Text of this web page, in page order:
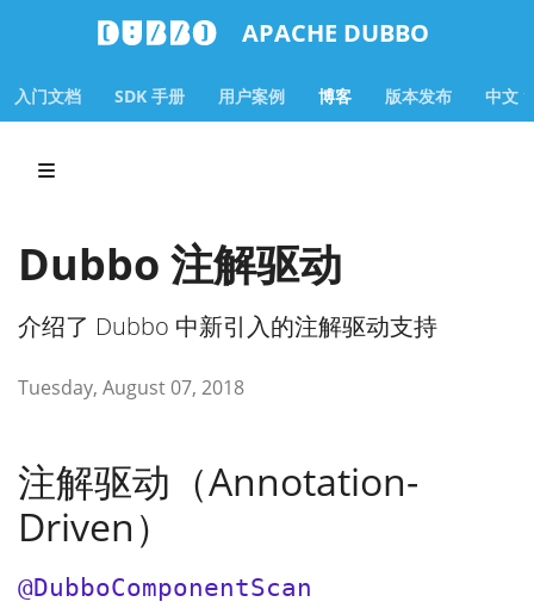
APACHE DUBBO
入门文档 SDK 手册 用户案例 博客 版本发布 中文
Dubbo 注解驱动
介绍了 Dubbo 中新引入的注解驱动支持
Tuesday, August 07, 2018
注解驱动（Annotation-
Driven）
@DubboComponentScan